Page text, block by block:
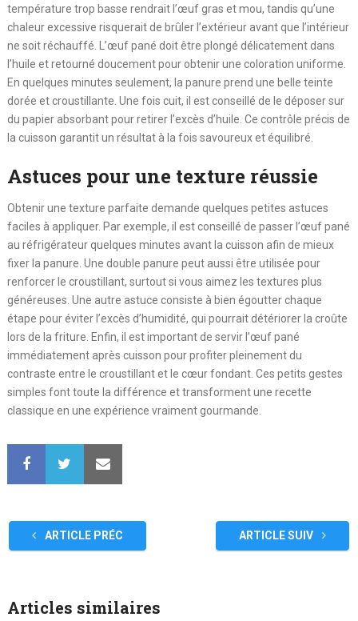
température trop basse rendrait l’œuf gras et mou, tandis qu’une
chaleur excessive risquerait de brûler l’extérieur avant que l’intérieur
ne soit réchauffé. L’œuf pané doit être plongé délicatement dans
l’huile et retourné doucement pour obtenir une coloration uniforme.
En quelques minutes seulement, la panure prend une belle teinte
dorée et croustillante. Une fois cuit, il est conseillé de le déposer sur
du papier absorbant pour retirer l’excès d’huile. Ce contrôle précis de
la cuisson garantit un résultat à la fois savoureux et équilibré.
Astuces pour une texture réussie
Obtenir une texture parfaite demande quelques petites astuces
faciles à appliquer. Par exemple, il est conseillé de passer l’œuf pané
au réfrigérateur quelques minutes avant la cuisson afin de mieux
fixer la panure. Une double panure peut aussi être utilisée pour
renforcer le croustillant, surtout si vous aimez les textures plus
généreuses. Une autre astuce consiste à bien égoutter chaque
étape pour éviter l’excès d’humidité, qui pourrait détériorer la croûte
lors de la friture. Enfin, il est important de servir l’œuf pané
immédiatement après cuisson pour profiter pleinement du
contraste entre le croustillant et le cœur fondant. Ces petits gestes
simples font toute la différence et transforment une recette
classique en une expérience vraiment gourmande.
ARTICLE PRÉC ARTICLE SUIV
Articles similaires